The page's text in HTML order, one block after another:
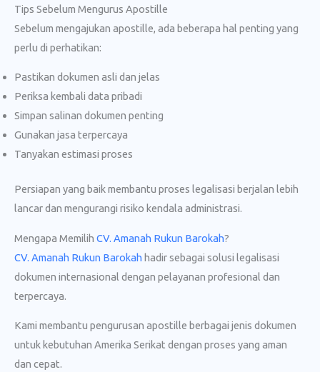
Tips Sebelum Mengurus Apostille
Sebelum mengajukan apostille, ada beberapa hal penting yang
perlu di perhatikan:
Pastikan dokumen asli dan jelas
Periksa kembali data pribadi
Simpan salinan dokumen penting
Gunakan jasa terpercaya
Tanyakan estimasi proses
Persiapan yang baik membantu proses legalisasi berjalan lebih
lancar dan mengurangi risiko kendala administrasi.
Mengapa Memilih CV. Amanah Rukun Barokah?
CV. Amanah Rukun Barokah hadir sebagai solusi legalisasi
dokumen internasional dengan pelayanan profesional dan
terpercaya.
Kami membantu pengurusan apostille berbagai jenis dokumen
untuk kebutuhan Amerika Serikat dengan proses yang aman
dan cepat.